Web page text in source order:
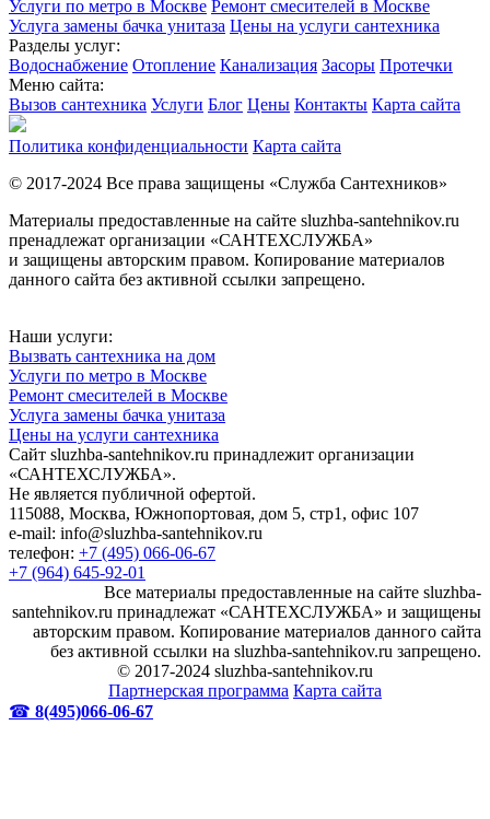
Услуги по метро в Москве Ремонт смесителей в Москве
Услуга замены бачка унитаза Цены на услуги сантехника
Разделы услуг:
Водоснабжение Отопление Канализация Засоры Протечки
Меню сайта:
Вызов сантехника Услуги Блог Цены Контакты Карта сайта
Политика конфиденциальности Карта сайта
© 2017-2024 Все права защищены «Служба Сантехников»
Материалы предоставленные на сайте sluzhba-santehnikov.ru
пренадлежат организации «САНТЕХСЛУЖБА»
и защищены авторским правом. Копирование материалов
данного сайта без активной ссылки запрещено.
Наши услуги:
Вызвать сантехника на дом
Услуги по метро в Москве
Ремонт смесителей в Москве
Услуга замены бачка унитаза
Цены на услуги сантехника
Сайт sluzhba-santehnikov.ru принадлежит организации
«САНТЕХСЛУЖБА».
Не является публичной офертой.
115088, Москва, Южнопортовая, дом 5, стр1, офис 107
e-mail: info@sluzhba-santehnikov.ru
телефон: +7 (495) 066-06-67
+7 (964) 645-92-01
Все материалы предоставленные на сайте sluzhba-
santehnikov.ru принадлежат «САНТЕХСЛУЖБА» и защищены
авторским правом. Копирование материалов данного сайта
без активной ссылки на sluzhba-santehnikov.ru запрещено.
© 2017-2024 sluzhba-santehnikov.ru
Партнерская программа Карта сайта
☎ 8(495)066-06-67